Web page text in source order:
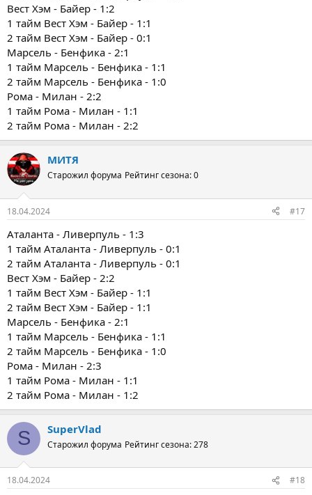
Вест Хэм - Байер - 1:2
1 тайм Вест Хэм - Байер - 1:1
2 тайм Вест Хэм - Байер - 0:1
Марсель - Бенфика - 2:1
1 тайм Марсель - Бенфика - 1:1
2 тайм Марсель - Бенфика - 1:0
Рома - Милан - 2:2
1 тайм Рома - Милан - 1:1
2 тайм Рома - Милан - 2:2
МИТЯ
Старожил форума Рейтинг сезона: 0
18.04.2024 #17
Аталанта - Ливерпуль - 1:3
1 тайм Аталанта - Ливерпуль - 0:1
2 тайм Аталанта - Ливерпуль - 0:1
Вест Хэм - Байер - 2:2
1 тайм Вест Хэм - Байер - 1:1
2 тайм Вест Хэм - Байер - 1:1
Марсель - Бенфика - 2:1
1 тайм Марсель - Бенфика - 1:1
2 тайм Марсель - Бенфика - 1:0
Рома - Милан - 2:3
1 тайм Рома - Милан - 1:1
2 тайм Рома - Милан - 1:2
S SuperVlad
Старожил форума Рейтинг сезона: 278
18.04.2024 #18